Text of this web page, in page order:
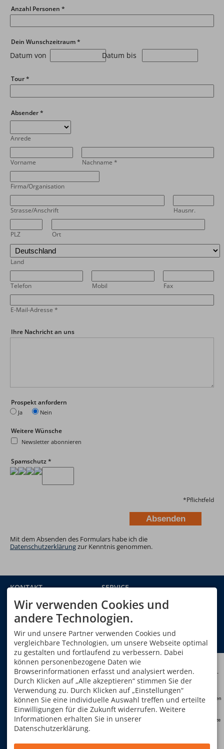
Anzahl Personen *
Dein Wunschzeitraum*
Datum von Datum bis
Tour*
Absender*
Anrede
Vorname Nachname *
Firma/Organisation
Strasse/Anschrift Hausnr.
PLZ Ort
Land
Telefon Mobil Fax
E-Mail-Adresse *
Ihre Nachricht an uns
Prospekt anfordern
Ja Nein
Weitere Wünsche
Newsletter abonnieren
Spamschutz*
*Pflichtfeld
Mit dem Absenden des Formulars habe ich die
Datenschutzerklärungzur Kenntnis genommen.
KONTAKT
Alpinschule Oberstdorf
GmbH & Co. KG
Im Oberen Winkel 12a
87561 Oberstdorf
DEUTSCHLAND
Tel. +49 8322 940 750
Fax +49 8322 940 75 29
info@alpinschule-
oberstdorf.de
SERVICE
Gutschein bestellen
Newsletteranmeldung
Kontakt
Urlaub in Oberstdorf
Geschäftsbedingungen
Formblatt gemäß EU
Richtlinie
QUALIFIKATION UNSERER
BERGFÜHRER
ÖFFNUNGSZEITEN
Mo - Do 08:00-12:00 und
14:00-17:00
Freitag
08:00-13:00
Sa, So
geschlossen
14:00-17:00 Uhr
Kunden-
Neutouren
Restplätze
Wir verwenden Cookies und
andere Technologien.
Wir und unsere Partner verwenden Cookies und
vergleichbare Technologien, um unsere Webseite optimal
zu gestalten und fortlaufend zu verbessern. Dabei
können personenbezogene Daten wie
Browserinformationen erfasst und analysiert werden.
Durch Klicken auf „Alle akzeptieren“ stimmen Sie der
Verwendung zu. Durch Klicken auf „Einstellungen“
können Sie eine individuelle Auswahl treffen und erteilte
Einwilligungen für die Zukunft widerrufen. Weitere
Informationen erhalten Sie in unserer
Datenschutzerklärung.